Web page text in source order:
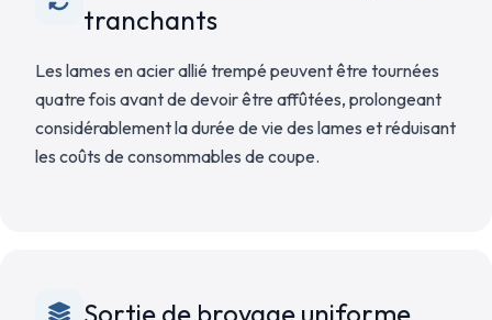
tranchants
Les lames en acier allié trempé peuvent être tournées
quatre fois avant de devoir être affûtées, prolongeant
considérablement la durée de vie des lames et réduisant
les coûts de consommables de coupe.
Sortie de broyage uniforme